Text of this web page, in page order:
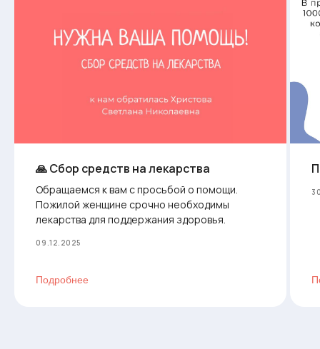
🙏 Сбор средств на лекарства
Обращаемся к вам с просьбой о помощи.
Пожилой женщине срочно необходимы
лекарства для поддержания здоровья.
09.12.2025
Подробнее
ИНФОРМАЦИИ —
ТОЖЕ ПОМОЩЬ
Расскажите о нашей деятельности в
социальных сетях, это поможет найти
больше неравнодушных людей и помочь